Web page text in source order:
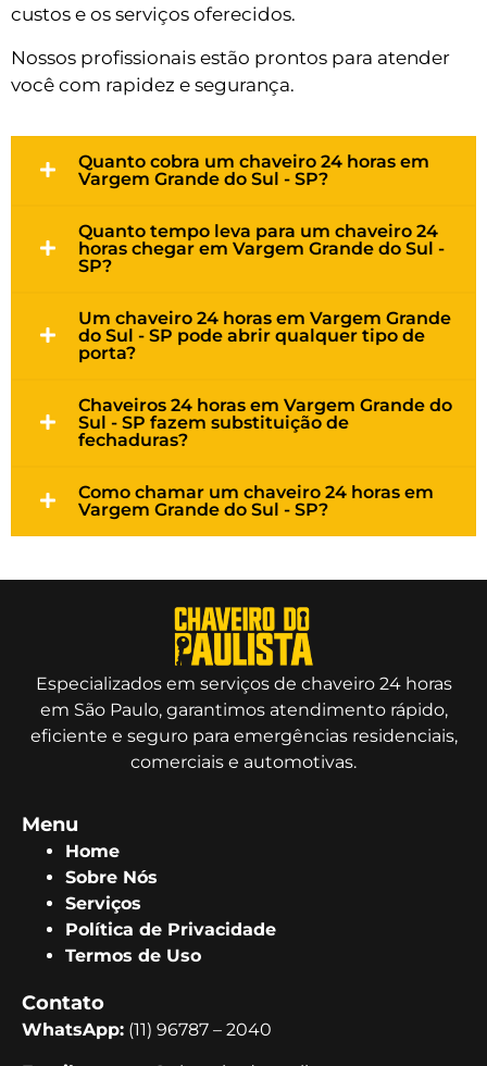
custos e os serviços oferecidos.
Nossos profissionais estão prontos para atender
você com rapidez e segurança.
Quanto cobra um chaveiro 24 horas em
Vargem Grande do Sul - SP?
Quanto tempo leva para um chaveiro 24
horas chegar em Vargem Grande do Sul -
SP?
Um chaveiro 24 horas em Vargem Grande
do Sul - SP pode abrir qualquer tipo de
porta?
Chaveiros 24 horas em Vargem Grande do
Sul - SP fazem substituição de
fechaduras?
Como chamar um chaveiro 24 horas em
Vargem Grande do Sul - SP?
Especializados em serviços de chaveiro 24 horas
em São Paulo, garantimos atendimento rápido,
eficiente e seguro para emergências residenciais,
comerciais e automotivas.
Menu
Home
Sobre Nós
Serviços
Política de Privacidade
Termos de Uso
Contato
WhatsApp: (11) 96787 – 2040